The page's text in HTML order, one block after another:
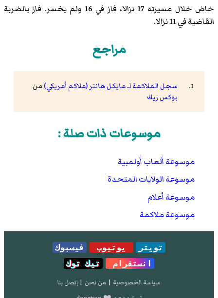
خاض خلال مسيرته 17 نزالا، فاز في 16 ولم يخسر. فاز بالضربة
القاضية في 11 نزالا.
مراجع
سجل الملاكمة لـ مايكل هانتر (ملاكم أمريكي)من
بوكس ريك
موسوعات ذات صلة :
موسوعة ألعاب أولمبية
موسوعة الولايات المتحدة
موسوعة أعلام
موسوعة ملاكمة
تويتر يوتيوب
فيسبوك
انستقرام
تيك توك
سياسة الخصوصية | من نحن | إتصل بنا